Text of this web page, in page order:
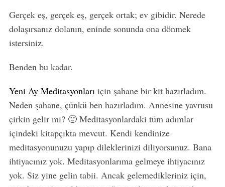
Gerçek eş, gerçek eş, gerçek ortak; ev gibidir. Nerede
dolaşırsanız dolanın, eninde sonunda ona dönmek
istersiniz.
Benden bu kadar.
Yeni Ay Meditasyonlarıiçin şahane bir kit hazırladım.
Neden şahane, çünkü ben hazırladım. Annesine yavrusu
çirkin gelir mi? 🙂 Meditasyonlardaki tüm adımlar
içindeki kitapçıkta mevcut. Kendi kendinize
meditasyonunuzu yapıp dileklerinizi diliyorsunuz. Bana
ihtiyacınız yok. Meditasyonlarıma gelmeye ihtiyacınız
yok. Siz yine gelin tabii. Ancak gelemedikleriniz için,